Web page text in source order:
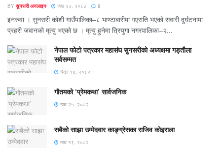
BY सुनसरी अनलाइन जेष्ठ २३, २०८३ 0
इनरुवा । सुनसरी कोशी गाउँपालिका–८ भाण्टाबारीमा गएराति भएको सवारी दुर्घटनामा
प्रहरी जवानको मृत्यु भएको छ । मृत्यु हुनेमा त्रियुगा नगरपालिका–२...
नेपाल फोटो पत्रकार महासंघ सुनसरीको अध्यक्षमा गड्ताैला
सर्वसम्मत
चैत्र १४, २०८२
गौतमको ‘प्रेमकथा’ सार्वजनिक
माघ २५, २०८२
सबैको साझा उम्मेदवार काङ्ग्रेसका राजिव कोइराला
माघ १९, २०८२